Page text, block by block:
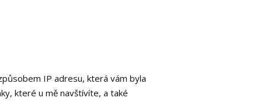
IP adresu, která vám byla
které u mě navštívíte, a také